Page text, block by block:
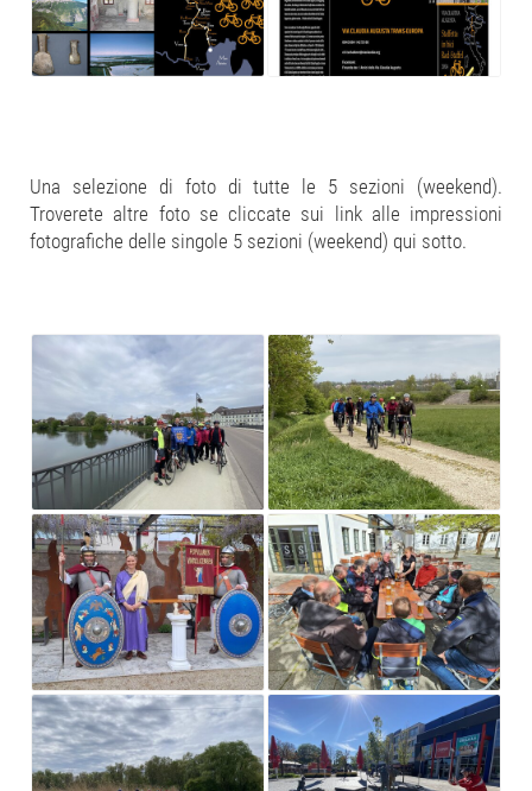
Una selezione di foto di tutte le 5 sezioni (weekend).
Troverete altre foto se cliccate sui link alle impressioni
fotografiche delle singole 5 sezioni (weekend) qui sotto.